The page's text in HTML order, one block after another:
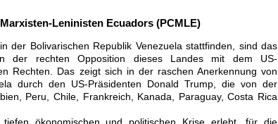
Leninisten Ecuadors (PCMLE)
der Bolivarischen Republik Venezuela stattfinden, sind das
der rechten Opposition dieses Landes mit dem US-
Rechten. Das zeigt sich in der raschen Anerkennung von
durch den US-Präsidenten Donald Trump, die von der
Peru, Chile, Frankreich, Kanada, Paraguay, Costa Rica
ökonomischen und politischen Krise erlebt, für die